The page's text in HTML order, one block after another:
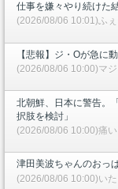
仕事を嫌々やり続けた
(2026/08/06 10:01)ふ
【悲報】ジ・Oが急に
(2026/08/06 10:00)マ
北朝鮮、日本に警告。
択肢を検討」
(2026/08/06 10:00)痛
津田美波ちゃんのおっ
(2026/08/06 10:00)いた